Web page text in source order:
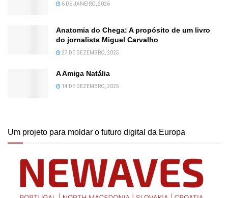
6 DE JANEIRO, 2026
Anatomia do Chega: A propósito de um livro
do jornalista Miguel Carvalho
27 DE DEZEMBRO, 2025
A Amiga Natália
14 DE DEZEMBRO, 2025
Um projeto para moldar o futuro digital da Europa